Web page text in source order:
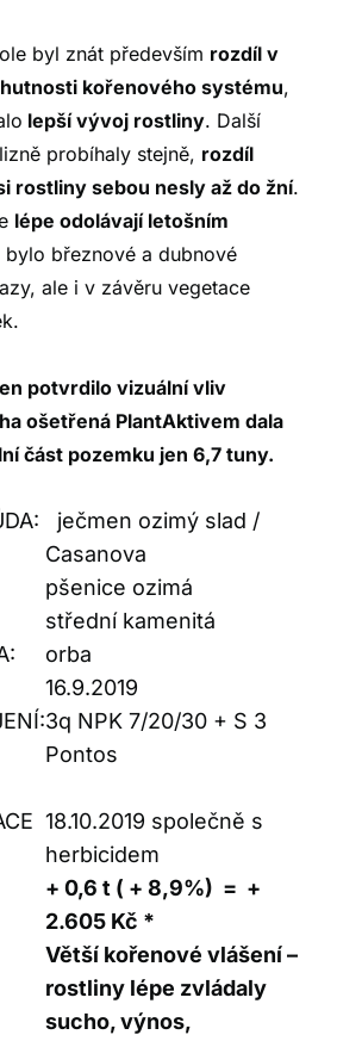
byl znát především rozdíl v
kořenového systému,
lepší vývoj rostliny. Další
probíhaly stejně, rozdíl
rostliny sebou nesly až do žní.
lépe odolávají letošním
březnové a dubnové
ale i v závěru vegetace
potvrdilo vizuální vliv
ošetřená PlantAktivem dala
část pozemku jen 6,7 tuny.
ječmen ozimý slad /
Casanova
pšenice ozimá
střední kamenitá
orba
16.9.2019
3q NPK 7/20/30 + S 3
Pontos
18.10.2019 společně s
herbicidem
+ 0,6 t ( + 8,9%) = +
2.605 Kč *
Větší kořenové vlášení –
rostliny lépe zvládaly
sucho, výnos,